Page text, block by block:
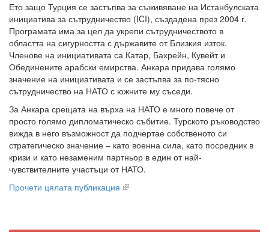
Ето защо Турция се застъпва за съживяване на Истанбулската
инициатива за сътрудничество (ICI), създадена през 2004 г.
Програмата има за цел да укрепи сътрудничеството в
областта на сигурността с държавите от Близкия изток.
Членове на инициативата са Катар, Бахрейн, Кувейт и
Обединените арабски емирства. Анкара придава голямо
значение на инициативата и се застъпва за по-тясно
сътрудничество на НАТО с южните му съседи.
За Анкара срещата на върха на НАТО е много повече от
просто голямо дипломатическо събитие. Турското ръководство
вижда в него възможност да подчертае собственото си
стратегическо значение – като военна сила, като посредник в
кризи и като незаменим партньор в един от най-
чувствителните участъци от НАТО.
Прочети цялата публикация